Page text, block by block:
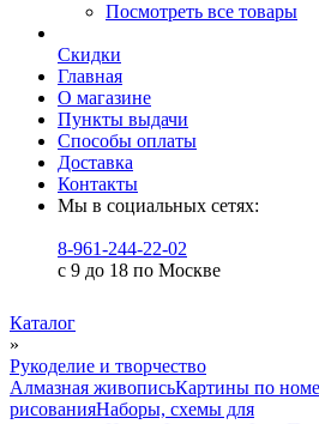
Посмотреть все товары
Скидки
Главная
О магазине
Пункты выдачи
Способы оплаты
Доставка
Контакты
Мы в социальных сетях:
8-961-244-22-02
с 9 до 18 по Москве
Каталог
»
Рукоделие и творчество
Алмазная живописьКартины по
рисованияНаборы, схемы для